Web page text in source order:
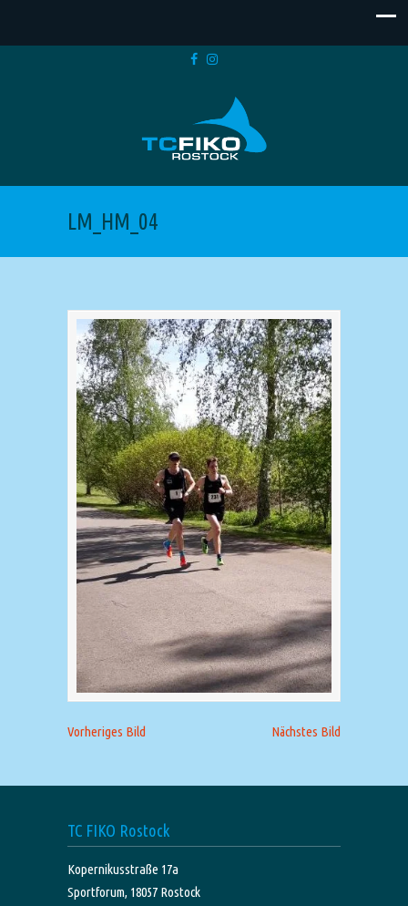
LM_HM_04
Vorheriges Bild Nächstes Bild
TC FIKO Rostock
Kopernikusstraße 17a
Sportforum, 18057 Rostock